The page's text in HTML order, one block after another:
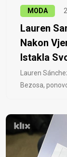
MODA
Lauren
Nakon
Istakla
Lauren
Bezosa,